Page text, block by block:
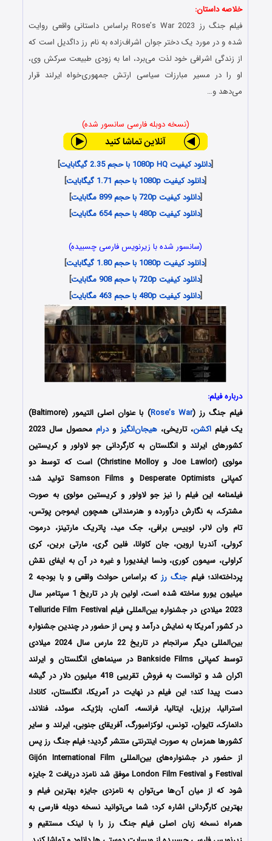
خلاصه داستان:
فیلم جنگ رز Rose’s War 2023 براساس داستانی واقعی روایت
شده و در مورد یک دختر جوان اشراف‌زاده به نام رز داگدیل است که
از زندگی اشرافی خود لذت می‌برد، اما به زودی طبیعت سرکش وی،
او را در مسیر مبارزات سیاسی ارتش جمهوری‌خواه ایرلند قرار
می‌دهد و…
(نسخه دوبله فارسی سانسور شده)
[دانلود کیفیت 1080p HQ با حجم 2.35 گیگابایت
]
[دانلود کیفیت 1080p با حجم 1.71 گیگابایت
]
[دانلود کیفیت 720p با حجم 899 مگابایت
]
[دانلود کیفیت 480p با حجم 654 مگابایت ]
(سانسور شده با زیرنویس فارسی چسبیده)
[دانلود کیفیت 1080p با حجم 1.80 گیگابایت
]
[دانلود کیفیت 720p با حجم 908 مگابایت
]
[دانلود کیفیت 480p با حجم 463 مگابایت ]
درباره فیلم:
فیلم جنگ رز (Rose’s War
) با عنوان اصلی التیمور (Baltimore)
یک فیلماکشن، تاریخی،هیجان‌انگیز ودرام
محصول سال 2023
کشورهای ایرلند و انگلستان به کارگردانی جو لاولور و کریستین
مولوی (Joe Lawlor و Christine Molloy) است که توسط دو
کمپانی‌ Desperate Optimists و Samson Films تولید شد؛
فیلمنامه این فیلم را نیز جو لاولور و کریستین مولوی به صورت
مشترک، به نگارش درآورده و هنرمندانی همچون ایموجن پوتس،
تام وان لالر، لوییس برافی، جک مید، پاتریک مارتینز، درموت
کرولی، آندریا اروین، جان کاوانا، فلین گری، مارتی برین، کری
کراولی، سیمون کوری، ونسا ایفدیورا و غیره در آن به ایفای نقش
پرداخته‌اند؛ فیلمجنگ رز
که براساس حوادث واقعی و با بودجه 2
میلیون یورو ساخته شده است، اولین بار در تاریخ 1 سپتامبر سال
2023 میلادی در جشنواره بین‌المللی فیلم Telluride Film Festival
در کشور آمریکا به نمایش درآمد و پس از حضور در چندین جشنواره
بین‌المللی دیگر سرانجام در تاریخ 22 مارس سال 2024 میلادی
توسط کمپانی‌ Bankside Films در سینماهای انگلستان و ایرلند
اکران شد و توانست به فروش تقریبی 418 میلیون دلار در گیشه
دست پیدا کند؛ این فیلم در نهایت در آمریکا، انگلستان، کانادا،
استرالیا، برزیل، ایتالیا، فرانسه، آلمان، بلژیک، سوئد، فنلاند،
دانمارک، تایوان، تونس، لوکزامبورگ، آفریقای جنوبی، ایرلند و سایر
کشورها همزمان به صورت اینترنتی منتشر گردید؛ فیلم جنگ رز پس
از حضور در جشنواره‌‌‌های بین‌المللی Gijón International Film
Festival و London Film Festival موفق شد نامزد دریافت 2 جایزه
شود که از میان آن‌ها می‌توان به نامزدی جایزه بهترین فیلم و
بهترین کارگردانی اشاره کرد؛ شما می‌توانید نسخه دوبله فارسی به
همراه نسخه زبان اصلی فیلم جنگ رز را با ‌لینک مستقیم و